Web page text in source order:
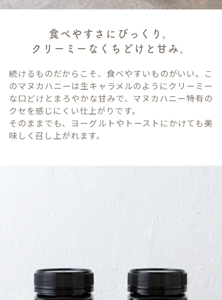
食べやすさにびっくり。
クリーミーなくちどけと甘み。
続けるものだからこそ、食べやすいものがいい。こ
のマヌカハニーは生キャラメルのようにクリーミー
な口どけとまろやかな甘みで、マヌカハニー特有の
クセを感じにくい仕上がりです。
そのままでも、ヨーグルトやトーストにかけても美
味しく召し上がれます。